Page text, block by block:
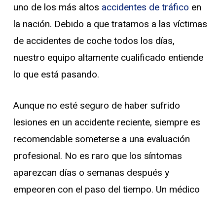
uno de los más altos accidentes de tráfico en
la nación. Debido a que tratamos a las víctimas
de accidentes de coche todos los días,
nuestro equipo altamente cualificado entiende
lo que está pasando.
Aunque no esté seguro de haber sufrido
lesiones en un accidente reciente, siempre es
recomendable someterse a una evaluación
profesional. No es raro que los síntomas
aparezcan días o semanas después y
empeoren con el paso del tiempo. Un médico